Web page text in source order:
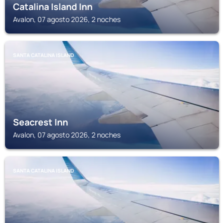
Catalina Island Inn
Avalon, 07 agosto 2026, 2 noches
SANTA CATALINA ISLAND
Seacrest Inn
Avalon, 07 agosto 2026, 2 noches
SANTA CATALINA ISLAND